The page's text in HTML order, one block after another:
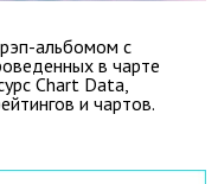
альбомом с
в чарте
Chart Data,
и чартов.